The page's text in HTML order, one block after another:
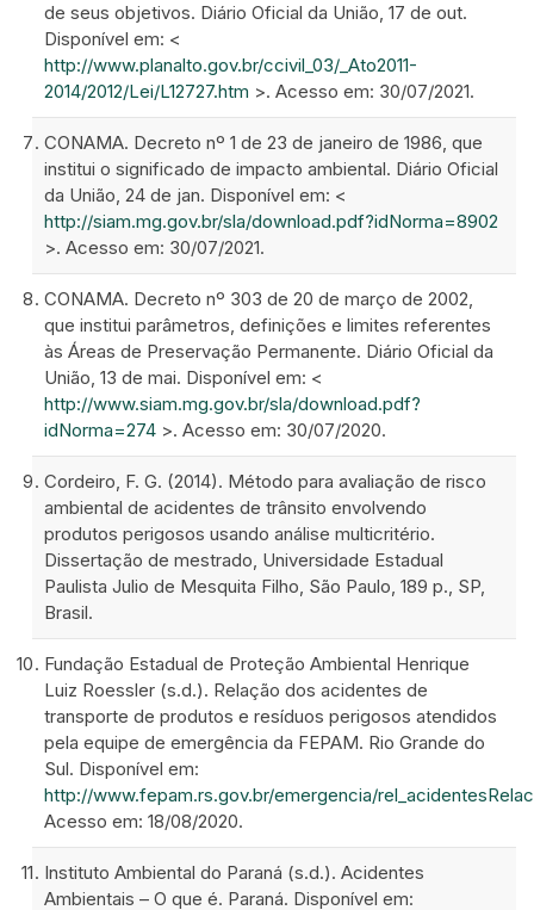
de seus objetivos. Diário Oficial da União, 17 de out.
Disponível em: <
http://www.planalto.gov.br/ccivil_03/_Ato2011-
2014/2012/Lei/L12727.htm >. Acesso em: 30/07/2021.
CONAMA. Decreto nº 1 de 23 de janeiro de 1986, que
institui o significado de impacto ambiental. Diário Oficial
da União, 24 de jan. Disponível em: <
http://siam.mg.gov.br/sla/download.pdf?idNorma=8902
>. Acesso em: 30/07/2021.
CONAMA. Decreto nº 303 de 20 de março de 2002,
que institui parâmetros, definições e limites referentes
às Áreas de Preservação Permanente. Diário Oficial da
União, 13 de mai. Disponível em: <
http://www.siam.mg.gov.br/sla/download.pdf?
idNorma=274 >. Acesso em: 30/07/2020.
Cordeiro, F. G. (2014). Método para avaliação de risco
ambiental de acidentes de trânsito envolvendo
produtos perigosos usando análise multicritério.
Dissertação de mestrado, Universidade Estadual
Paulista Julio de Mesquita Filho, São Paulo, 189 p., SP,
Brasil.
Fundação Estadual de Proteção Ambiental Henrique
Luiz Roessler (s.d.). Relação dos acidentes de
transporte de produtos e resíduos perigosos atendidos
pela equipe de emergência da FEPAM. Rio Grande do
Sul. Disponível em:
http://www.fepam.rs.gov.br/emergencia/
Acesso em: 18/08/2020.
Instituto Ambiental do Paraná (s.d.). Acidentes
Ambientais – O que é. Paraná. Disponível em: